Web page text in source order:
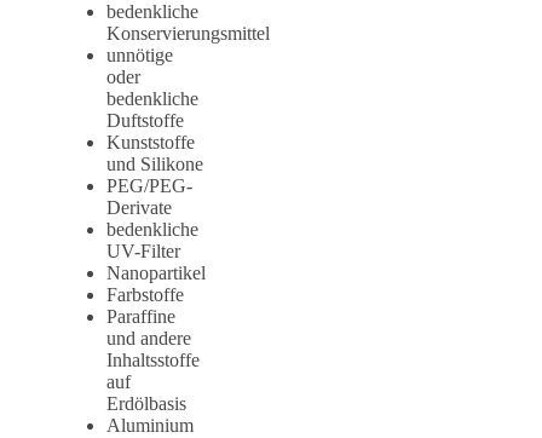
bedenkliche
Konservierungsmittel
unnötige
oder
bedenkliche
Duftstoffe
Kunststoffe
und Silikone
PEG/PEG-
Derivate
bedenkliche
UV-Filter
Nanopartikel
Farbstoffe
Paraffine
und andere
Inhaltsstoffe
auf
Erdölbasis
Aluminium